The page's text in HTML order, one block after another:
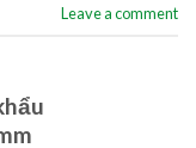
Leave a comment